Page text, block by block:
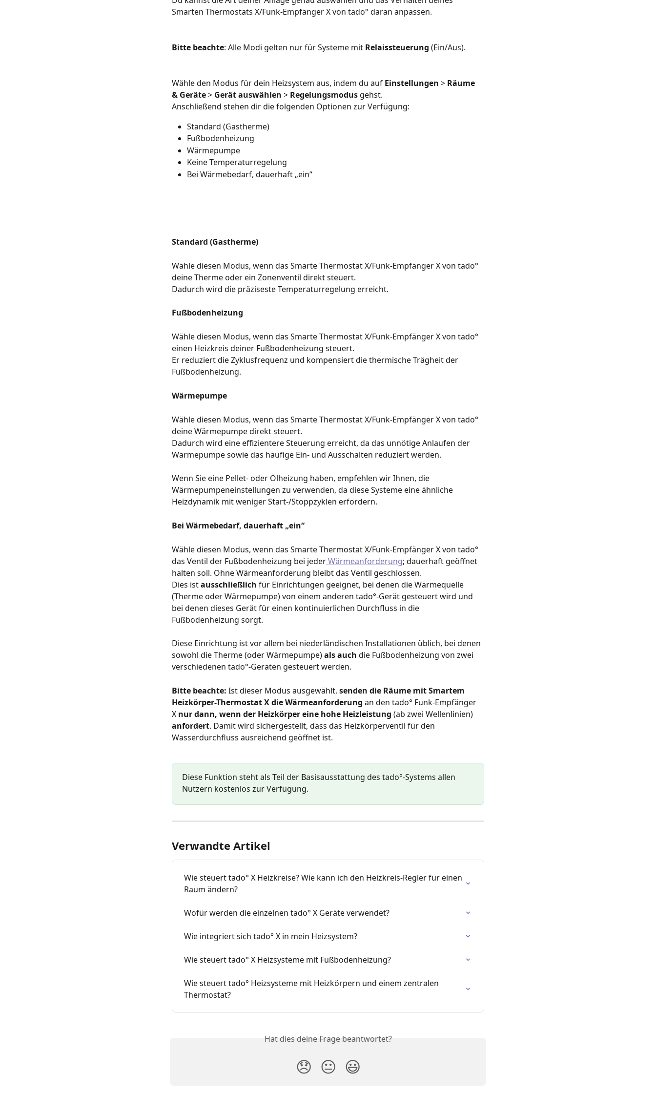
Smarten Thermostats X/Funk-Empfänger X von tado° daran anpassen.
Bitte beachte: Alle Modi gelten nur für Systeme mit Relaissteuerung (Ein/Aus).
Wähle den Modus für dein Heizsystem aus, indem du auf Einstellungen > Räume
& Geräte > Gerät auswählen > Regelungsmodus gehst.
Anschließend stehen dir die folgenden Optionen zur Verfügung:
Standard (Gastherme)
Fußbodenheizung
Wärmepumpe
Keine Temperaturregelung
Bei Wärmebedarf, dauerhaft „ein“
Standard (Gastherme)
Wähle diesen Modus, wenn das Smarte Thermostat X/Funk-Empfänger X von tado°
deine Therme oder ein Zonenventil direkt steuert.
Dadurch wird die präziseste Temperaturregelung erreicht.
Fußbodenheizung
Wähle diesen Modus, wenn das Smarte Thermostat X/Funk-Empfänger X von tado°
einen Heizkreis deiner Fußbodenheizung steuert.
Er reduziert die Zyklusfrequenz und kompensiert die thermische Trägheit der
Fußbodenheizung.
Wärmepumpe
Wähle diesen Modus, wenn das Smarte Thermostat X/Funk-Empfänger X von tado°
deine Wärmepumpe direkt steuert.
Dadurch wird eine effizientere Steuerung erreicht, da das unnötige Anlaufen der
Wärmepumpe sowie das häufige Ein- und Ausschalten reduziert werden.
Wenn Sie eine Pellet- oder Ölheizung haben, empfehlen wir Ihnen, die
Wärmepumpeneinstellungen zu verwenden, da diese Systeme eine ähnliche
Heizdynamik mit weniger Start-/Stoppzyklen erfordern.
Bei Wärmebedarf, dauerhaft „ein“
Wähle diesen Modus, wenn das Smarte Thermostat X/Funk-Empfänger X von tado°
das Ventil der Fußbodenheizung bei jeder Wärmeanforderung; dauerhaft geöffnet
halten soll. Ohne Wärmeanforderung bleibt das Ventil geschlossen.
Dies ist ausschließlich für Einrichtungen geeignet, bei denen die Wärmequelle
(Therme oder Wärmepumpe) von einem anderen tado°-Gerät gesteuert wird und
bei denen dieses Gerät für einen kontinuierlichen Durchfluss in die
Fußbodenheizung sorgt.
Diese Einrichtung ist vor allem bei niederländischen Installationen üblich, bei denen
sowohl die Therme (oder Wärmepumpe) als auch die Fußbodenheizung von zwei
verschiedenen tado°-Geräten gesteuert werden.
Bitte beachte: Ist dieser Modus ausgewählt, senden die Räume mit Smartem
Heizkörper-Thermostat X die Wärmeanforderung an den tado° Funk-Empfänger
X nur dann, wenn der Heizkörper eine hohe Heizleistung (ab zwei Wellenlinien)
anfordert. Damit wird sichergestellt, dass das Heizkörperventil für den
Wasserdurchfluss ausreichend geöffnet ist.
Diese Funktion steht als Teil der Basisausstattung des tado°-Systems allen
Nutzern kostenlos zur Verfügung.
Verwandte Artikel
Wie steuert tado° X Heizkreise? Wie kann ich den Heizkreis-Regler für einen
Raum ändern?
Wofür werden die einzelnen tado° X Geräte verwendet?
Wie integriert sich tado° X in mein Heizsystem?
Wie steuert tado° X Heizsysteme mit Fußbodenheizung?
Wie steuert tado° Heizsysteme mit Heizkörpern und einem zentralen
Thermostat?
Hat dies deine Frage beantwortet?
😞 😐 😃